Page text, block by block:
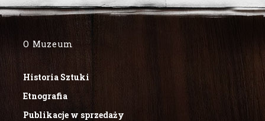
O Muzeum
Historia Sztuki
Etnografia
Publikacje w sprzedaży